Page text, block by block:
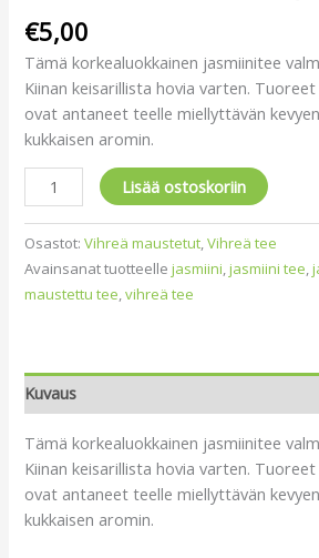
€5,00
Tämä korkealuokkainen jasmiinitee
Kiinan keisarillista hovia varten.
ovat antaneet teelle miellyttävän
kukkaisen aromin.
Lisää ostoskoriin
Osastot:Vihreä maustetut,Vihreä tee
Avainsanat tuotteellejasmiini,jasmiini tee,
maustettu tee,vihreä tee
Kuvaus
Tämä korkealuokkainen jasmiinitee
Kiinan keisarillista hovia varten.
ovat antaneet teelle miellyttävän
kukkaisen aromin.